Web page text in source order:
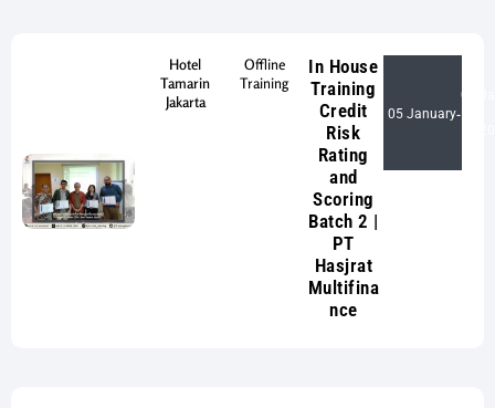
Hotel
Tamarin
Jakarta
Offline
Training
In House
Training
Credit
Risk
Rating
and
Scoring
Batch 2 |
PT
Hasjrat
Multifina
nce
05 January-
05